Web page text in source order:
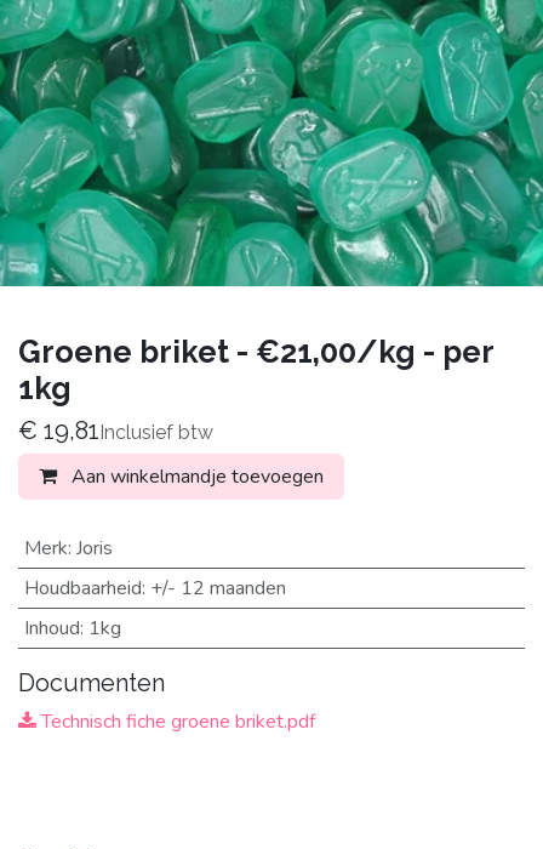
Groene briket - €21,00/kg - per
1kg
€ 19,81Inclusief btw
Aan winkelmandje toevoegen
Merk: Joris
Houdbaarheid: +/- 12 maanden
Inhoud: 1kg
Documenten
Technisch fiche groene briket.pdf